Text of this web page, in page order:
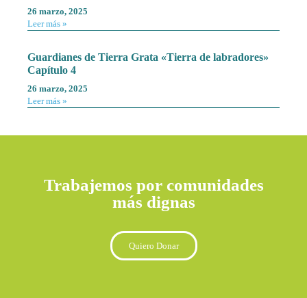
26 marzo, 2025
Leer más »
Guardianes de Tierra Grata «Tierra de labradores»
Capítulo 4
26 marzo, 2025
Leer más »
Trabajemos por comunidades
más dignas
Quiero Donar